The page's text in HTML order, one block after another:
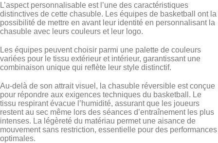
L’aspect personnalisable est l’une des caractéristiques
distinctives de cette chasuble. Les équipes de basketball ont la
possibilité de mettre en avant leur identité en personnalisant la
chasuble avec leurs couleurs et leur logo.
Les équipes peuvent choisir parmi une palette de couleurs
variées pour le tissu extérieur et intérieur, garantissant une
combinaison unique qui reflète leur style distinctif.
Au-delà de son attrait visuel, la chasuble réversible est conçue
pour répondre aux exigences techniques du basketball. Le
tissu respirant évacue l’humidité, assurant que les joueurs
restent au sec même lors des séances d’entraînement les plus
intenses. La légèreté du matériau permet une aisance de
mouvement sans restriction, essentielle pour des performances
optimales.